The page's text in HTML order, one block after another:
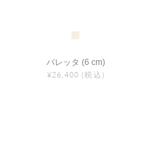
バレッタ (6 cm)
¥26,400 (税込)